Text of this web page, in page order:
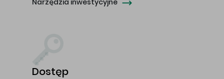
Narzędzia inwestycyjne
Dostęp